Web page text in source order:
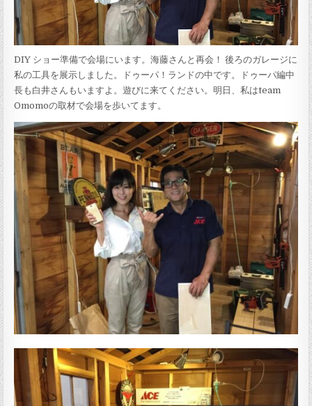
DIY ショー準備で会場にいます。海藤さんと再会！ 後ろのガレージに
私の工具を展示しました。ドゥーパ！ランドの中です。ドゥーパ編中
長も白井さんもいますよ。遊びに来てください。明日、私はteam
Omomoの取材で会場を歩いてます。